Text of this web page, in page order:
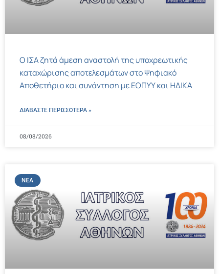
Ο ΙΣΑ ζητά άμεση αναστολή της υποχρεωτικής
καταχώρισης αποτελεσμάτων στο Ψηφιακό
Αποθετήριο και συνάντηση με ΕΟΠΥΥ και ΗΔΙΚΑ
ΔΙΑΒΑΣΤΕ ΠΕΡΙΣΣΌΤΕΡΑ »
08/08/2026
ΝΈΑ